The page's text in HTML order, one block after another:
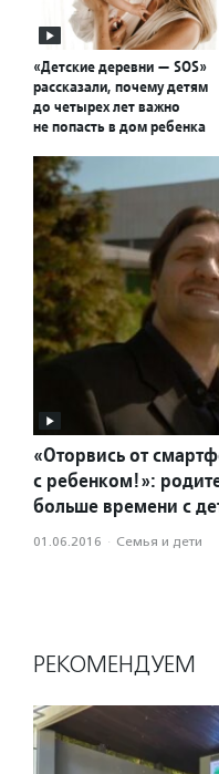
«Детские деревни — SOS»
рассказали, почему детям
до четырех лет важно
не попасть в дом ребенка
«Оторвись от
с ребенком!»:
больше времени с
01.06.2016 · Семья и дети
РЕКОМЕНДУЕМ